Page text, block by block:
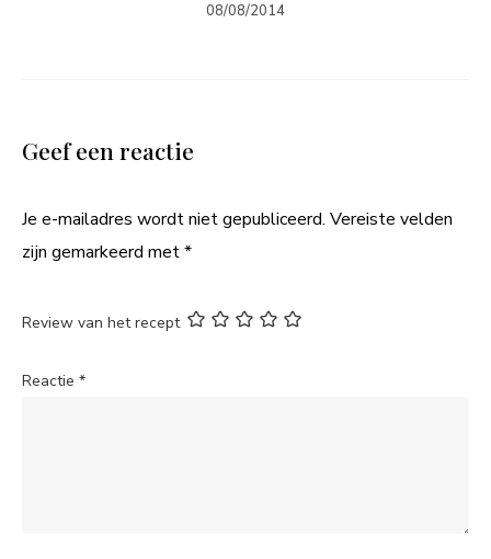
08/08/2014
Geef een reactie
Je e-mailadres wordt niet gepubliceerd. Vereiste velden
zijn gemarkeerd met*
Review van het recept
Reactie *